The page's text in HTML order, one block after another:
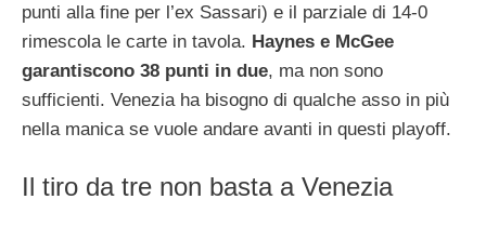
punti alla fine per l’ex Sassari) e il parziale di 14-0
rimescola le carte in tavola. Haynes e McGee
garantiscono 38 punti in due, ma non sono
sufficienti. Venezia ha bisogno di qualche asso in più
nella manica se vuole andare avanti in questi playoff.
Il tiro da tre non basta a Venezia